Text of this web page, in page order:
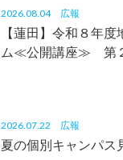
2026.08.04 広報
【蓮田】令和８年
ム≪公開講座≫ 第
2026.07.22 広報
夏の個別キャンパス